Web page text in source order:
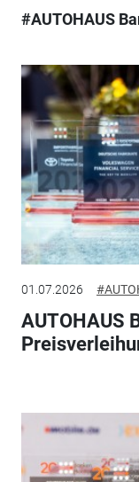
#AUTOHAUS
01.07.2026
AUTOHAUS